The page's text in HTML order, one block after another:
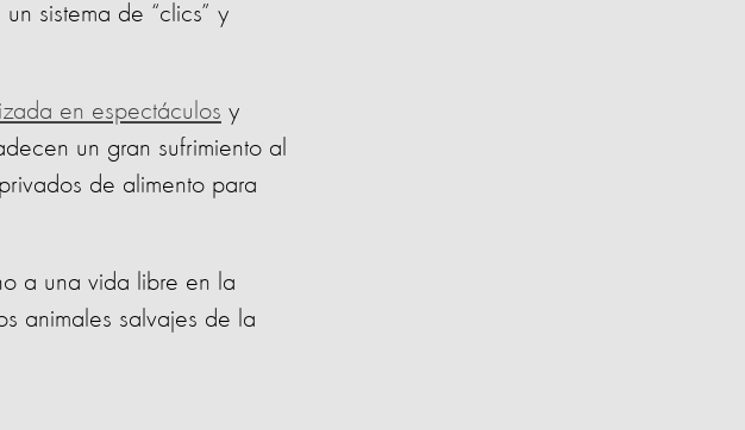
sistema de “clics” y
en espectáculos y
un gran sufrimiento al
de alimento para
a una vida libre en la
animales salvajes de la